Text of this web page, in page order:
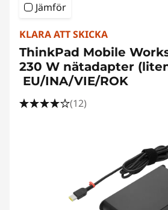
Jämför
KLARA ATT SKICKA
ThinkPad Mobile
230 W nätadapter
EU/INA/VIE/ROK
(12)